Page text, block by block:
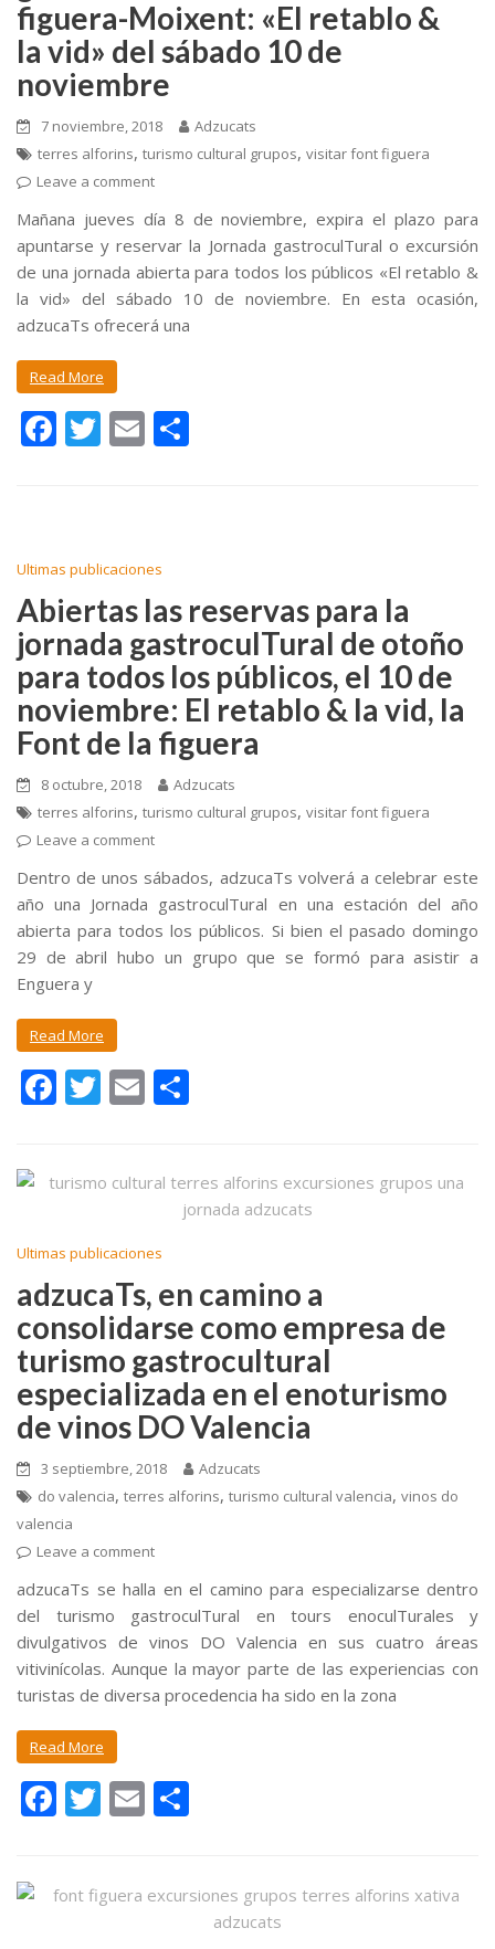
figuera-Moixent: «El retablo &
la vid» del sábado 10 de
noviembre
7 noviembre, 2018
Adzucats
terres alforins, turismo cultural grupos, visitar font figuera
Leave a comment
Mañana jueves día 8 de noviembre, expira el plazo para
apuntarse y reservar la Jornada gastroculTural o excursión
de una jornada abierta para todos los públicos «El retablo &
la vid» del sábado 10 de noviembre. En esta ocasión,
adzucaTs ofrecerá una
Read More
F
o
o
k
T E
ti
r
Ultimas publicaciones
Abiertas las reservas para la
jornada gastroculTural de otoño
para todos los públicos, el 10 de
noviembre: El retablo & la vid, la
Font de la figuera
8 octubre, 2018
Adzucats
terres alforins, turismo cultural grupos, visitar font figuera
Leave a comment
Dentro de unos sábados, adzucaTs volverá a celebrar este
año una Jornada gastroculTural en una estación del año
abierta para todos los públicos. Si bien el pasado domingo
29 de abril hubo un grupo que se formó para asistir a
Enguera y
Read More
F
b
o
k
T
er
E
l p
ar
r
Ultimas publicaciones
adzucaTs, en camino a
consolidarse como empresa de
turismo gastrocultural
especializada en el enoturismo
de vinos DO Valencia
3 septiembre, 2018
Adzucats
do valencia, terres alforins, turismo cultural valencia, vinos do
valencia
Leave a comment
adzucaTs se halla en el camino para especializarse dentro
del turismo gastroculTural en tours enoculTurales y
divulgativos de vinos DO Valencia en sus cuatro áreas
vitivinícolas. Aunque la mayor parte de las experiencias con
turistas de diversa procedencia ha sido en la zona
Read More
F
b
T
er
E
l p